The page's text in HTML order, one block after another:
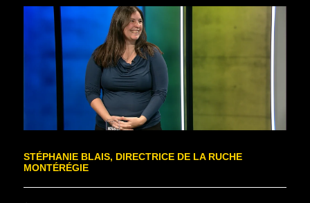
STÉPHANIE BLAIS, DIRECTRICE DE LA RUCHE
MONTÉRÉGIE